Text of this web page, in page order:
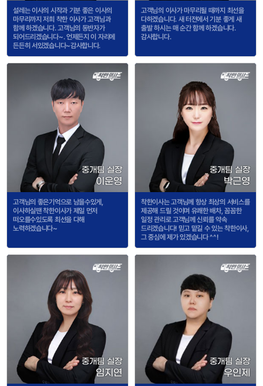
설레는 이사의 시작과 기분 좋은 이사의
마무리까지 저희 착한 이사가 고객님과
함께 하겠습니다. 고객님의 동반자가
되어드리겠습니다~. 언제든지 이 자리에
든든히 서있겠습니다~감사합니다.
고객님의 이사가 마무리될 때까지 최선을
다하겠습니다. 새 터전에서 기분 좋게 새
출발 하시는 매 순간 함께 하겠습니다.
감사합니다.
중개팀 실장
이운영
고객님의 좋은기억으로 남을수있게,
이사하실땐 착한이사가 제일 먼저
떠오를수있도록 최선을 다해
노력하겠습니다~
중개팀 실장
박근영
착한이사는 고객님께 항상 최상의 서비스를
제공해 드릴 것이며 유쾌한 배차, 꼼꼼한
일정 관리로 고객님께 신뢰를 약속
드리겠습니다! 믿고 맡길 수 있는 착한이사,
그 중심에 제가 있겠습니다 ^^!
중개팀 실장
임지연
중개팀 실장
우인제